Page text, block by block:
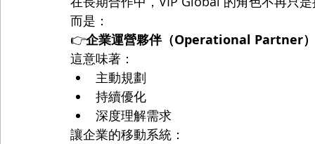
而是：
👉企業運營夥伴（Operational Partner）
這意味著：
主動規劃
持續優化
深度理解需求
讓企業的移動系統：